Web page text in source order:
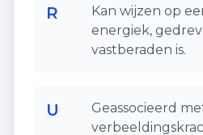
R
Kan wijzen op
energiek,
vastberaden is.
U
Geassocieerd